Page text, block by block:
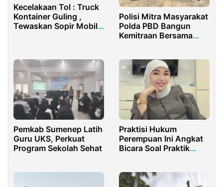
Kecelakaan Tol : Truck
Kontainer Guling ,
Tewaskan Sopir Mobil
Polisi Mitra Masyarakat
Polda PBD Bangun
Kemitraan Bersama
Pemkab Sumenep Latih
Guru UKS, Perkuat
Program Sekolah Sehat
Praktisi Hukum
Perempuan Ini Angkat
Bicara Soal Praktik